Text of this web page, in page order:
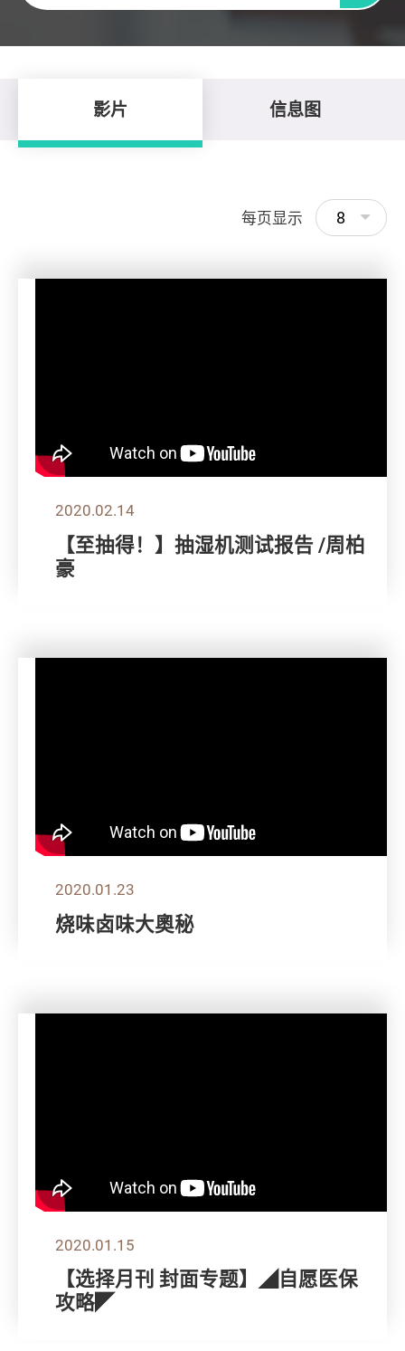
影片 信息图
每页显示 8
2020.02.14
【至抽得！】抽湿机测试报告 /周柏
豪
2020.01.23
烧味卤味大奧秘
2020.01.15
【选择月刊 封面专题】◢自愿医保
攻略◤